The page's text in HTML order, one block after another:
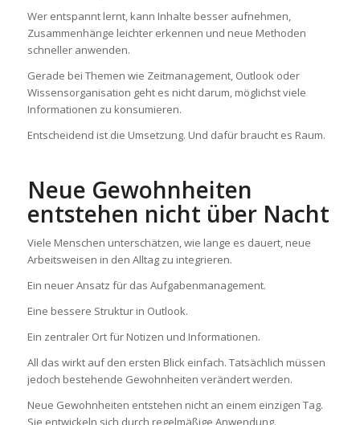
Wer entspannt lernt, kann Inhalte besser aufnehmen,
Zusammenhänge leichter erkennen und neue Methoden
schneller anwenden.
Gerade bei Themen wie Zeitmanagement, Outlook oder
Wissensorganisation geht es nicht darum, möglichst viele
Informationen zu konsumieren.
Entscheidend ist die Umsetzung. Und dafür braucht es Raum.
Neue Gewohnheiten
entstehen nicht über Nacht
Viele Menschen unterschätzen, wie lange es dauert, neue
Arbeitsweisen in den Alltag zu integrieren.
Ein neuer Ansatz für das Aufgabenmanagement.
Eine bessere Struktur in Outlook.
Ein zentraler Ort für Notizen und Informationen.
All das wirkt auf den ersten Blick einfach. Tatsächlich müssen
jedoch bestehende Gewohnheiten verändert werden.
Neue Gewohnheiten entstehen nicht an einem einzigen Tag.
Sie entwickeln sich durch regelmäßige Anwendung.